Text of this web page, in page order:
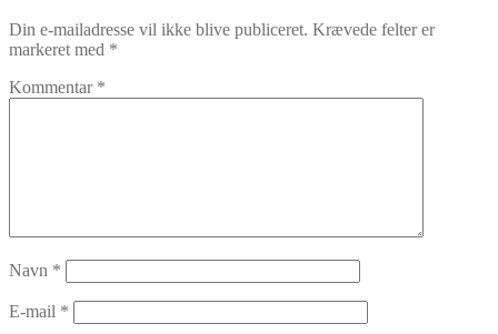
Din e-mailadresse vil ikke blive publiceret. Krævede felter er
markeret med *
Kommentar *
Navn *
E-mail *